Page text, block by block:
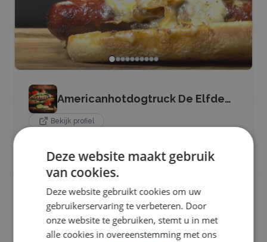
Americanhotdogtruck De Elfde
Elf
Bekijk profiel
verzorgd voor U de uitgifte van de originele hotdogs.
uiteraard met de juiste sauzen, gebakken uitjes en
zuur/ zuurkool. pittige, milde en knapperige varianten
mogelijk. Halal is ook een optie.
Ons aanbod:
Koffie 🍕Pizza's 🫓Poffertjes 🧆Snacks
Deze website maakt gebruik
van cookies.
Deze website gebruikt cookies om uw
gebruikerservaring te verbeteren. Door
onze website te gebruiken, stemt u in met
alle cookies in overeenstemming met ons